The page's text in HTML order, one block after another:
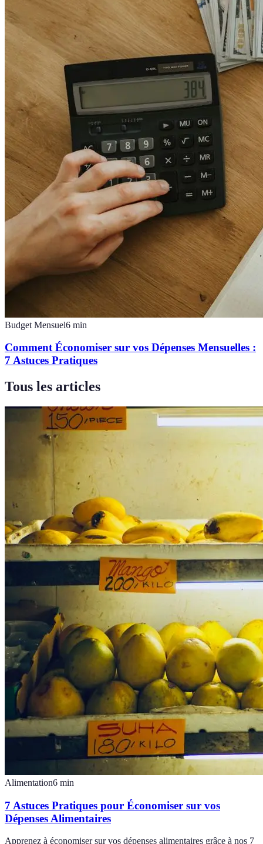
Budget Mensuel6 min
Comment Économiser sur vos Dépenses Mensuelles :
7 Astuces Pratiques
Tous les articles
Alimentation6 min
7 Astuces Pratiques pour Économiser sur vos
Dépenses Alimentaires
Apprenez à économiser sur vos dépenses alimentaires grâce à nos 7